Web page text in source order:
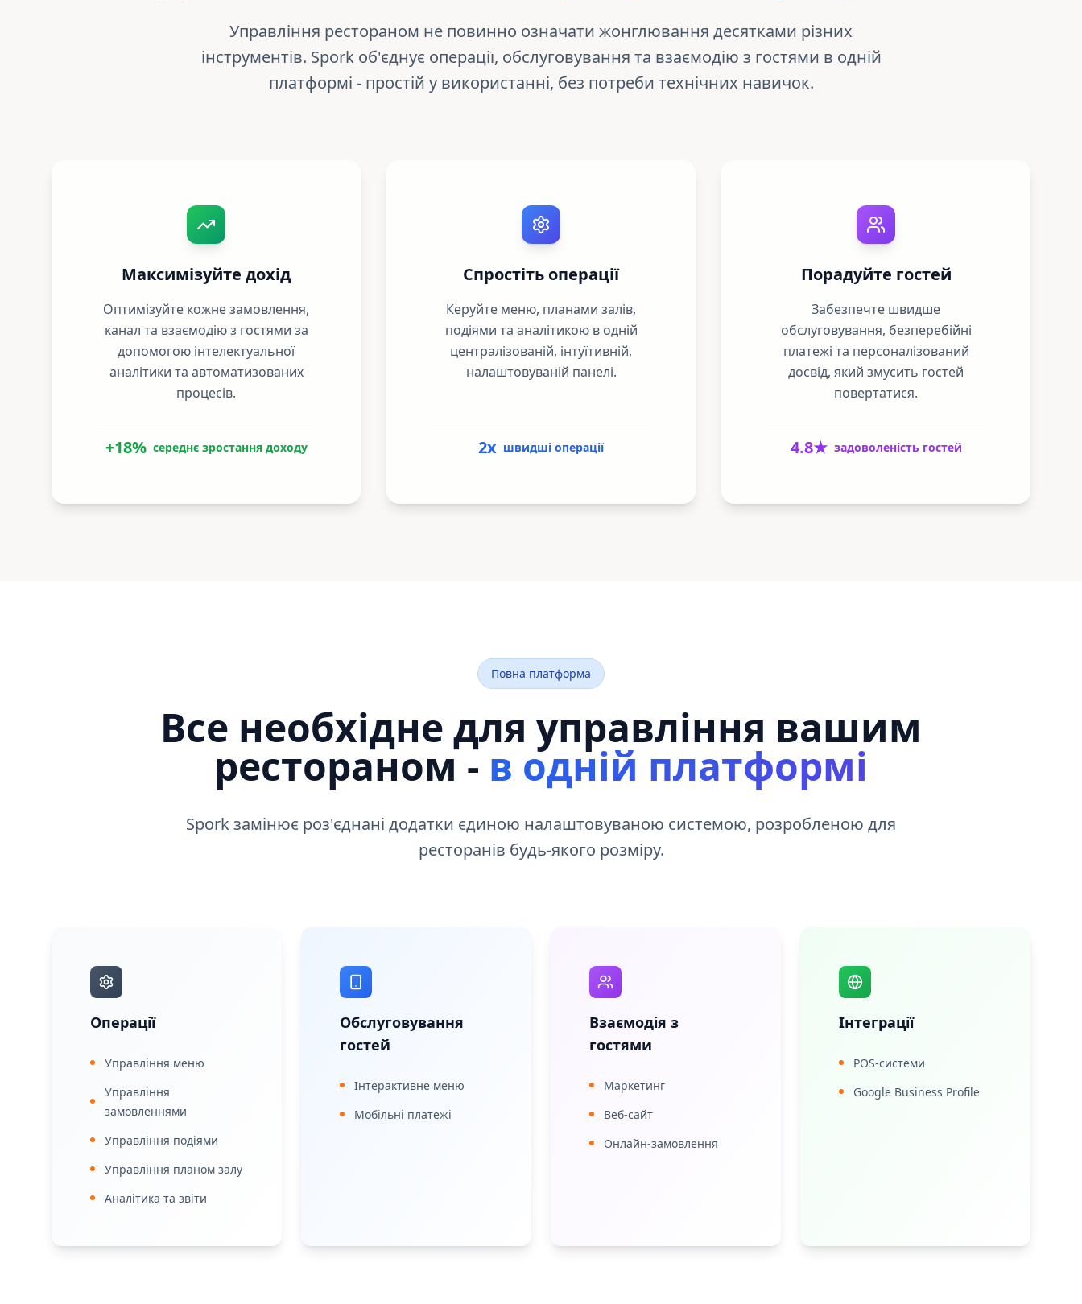
Управління рестораном не повинно означати жонглювання десятками різних
інструментів. Spork об'єднує операції, обслуговування та взаємодію з гостями в одній
платформі - простій у використанні, без потреби технічних навичок.
Максимізуйте дохід
Оптимізуйте кожне замовлення,
канал та взаємодію з гостями за
допомогою інтелектуальної
аналітики та автоматизованих
процесів.
+18% середнє зростання доходу
Спростіть операції
Керуйте меню, планами залів,
подіями та аналітикою в одній
централізованій, інтуїтивній,
налаштовуваній панелі.
2x швидші операції
Порадуйте гостей
Забезпечте швидше
обслуговування, безперебійні
платежі та персоналізований
досвід, який змусить гостей
повертатися.
4.8★ задоволеність гостей
Повна платформа
Все необхідне для управління вашим
рестораном - в одній платформі
Spork замінює роз'єднані додатки єдиною налаштовуваною системою, розробленою для
ресторанів будь-якого розміру.
Операції
Управління меню
Управління
замовленнями
Управління подіями
Управління планом залу
Аналітика та звіти
Обслуговування
гостей
Інтерактивне меню
Мобільні платежі
Взаємодія з
гостями
Маркетинг
Веб-сайт
Онлайн-замовлення
Інтеграції
POS-системи
Google Business Profile